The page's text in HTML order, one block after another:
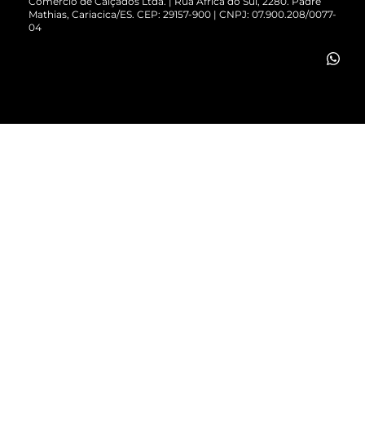
Vendas Corporativas
Mathias, Cariacica/ES. CEP: 29157-900 | CNPJ: 07.900.208/0077-
04